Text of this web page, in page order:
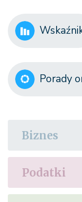
Porady
Biznes
Podatki